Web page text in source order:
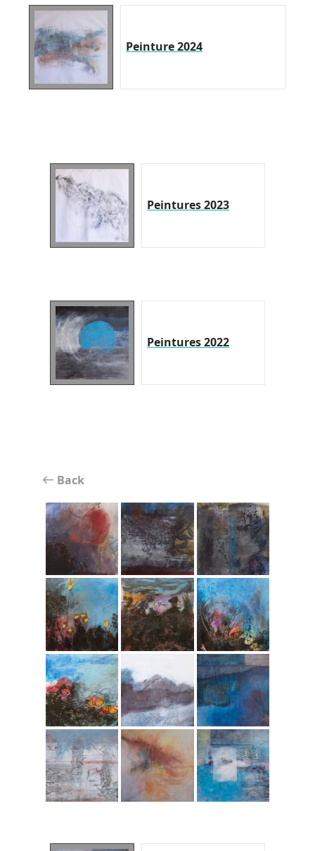
Peinture 2024
Peintures 2023
Peintures 2022
Back